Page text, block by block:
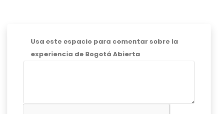
Usa este espacio para comentar sobre la
experiencia de Bogotá Abierta